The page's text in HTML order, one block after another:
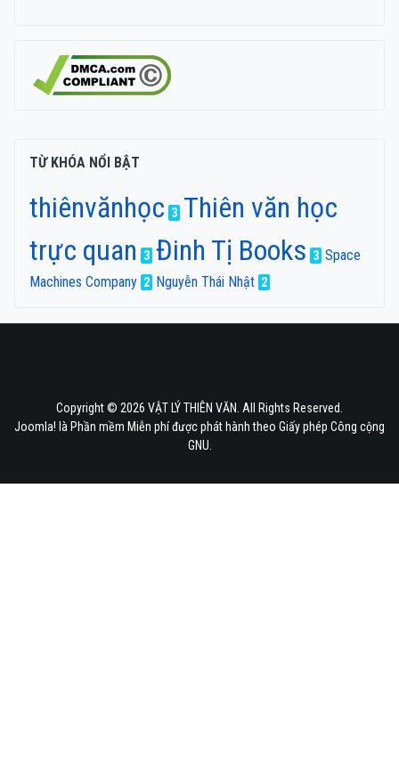
TỪ KHÓA NỔI BẬT
thiênvănhọc 3 Thiên văn học
trực quan
3 Đinh Tị Books 3 Space
Machines Company 2 Nguyễn Thái Nhật 2
Copyright © 2026 VẬT LÝ THIÊN VĂN. All Rights Reserved.
Joomla! là Phần mềm Miễn phí được phát hành theo Giấy phép Công cộng
GNU.